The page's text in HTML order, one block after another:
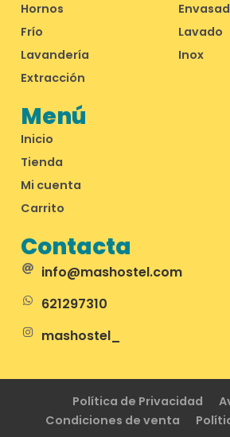
Menú
Inicio
Tienda
Mi cuenta
Carrito
Hornos
Frío
Lavado
Lavandería
Inox
Extracción
Contacta
info@mashostel.com
621297310
mashostel_
Política de Privacidad
Condiciones de venta